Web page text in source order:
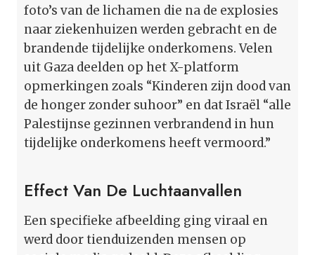
foto’s van de lichamen die na de explosies
naar ziekenhuizen werden gebracht en de
brandende tijdelijke onderkomens. Velen
uit Gaza deelden op het X-platform
opmerkingen zoals “Kinderen zijn dood van
de honger zonder suhoor” en dat Israël “alle
Palestijnse gezinnen verbrandend in hun
tijdelijke onderkomens heeft vermoord.”
Effect Van De Luchtaanvallen
Een specifieke afbeelding ging viraal en
werd door tienduizenden mensen op